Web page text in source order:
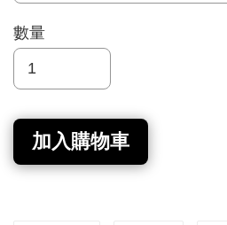
數量
加入購物車